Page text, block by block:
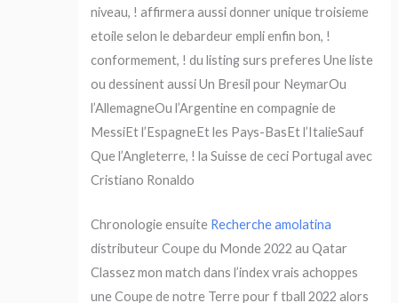
niveau, ! affirmera aussi donner unique troisieme
etoile selon le debardeur empli enfin bon, !
conformement, ! du listing surs preferes Une liste
ou dessinent aussi Un Bresil pour NeymarOu
l’AllemagneOu l’Argentine en compagnie de
MessiEt l’EspagneEt les Pays-BasEt l’ItalieSauf
Que l’Angleterre, ! la Suisse de ceci Portugal avec
Cristiano Ronaldo
Chronologie ensuite Recherche amolatina
distributeur Coupe du Monde 2022 au Qatar
Classez mon match dans l’index vrais achoppes
une Coupe de notre Terre pour f tball 2022 alors